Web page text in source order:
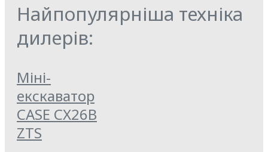
Найпопулярніша техніка
дилерів:
Міні-
екскаватор
CASE CX26B
ZTS